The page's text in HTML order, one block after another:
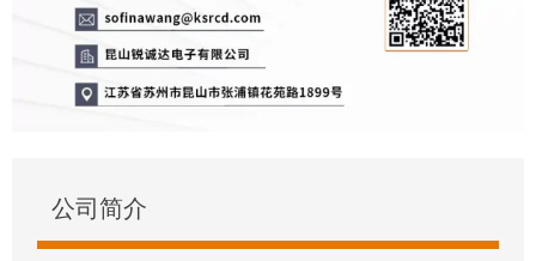
公司简介